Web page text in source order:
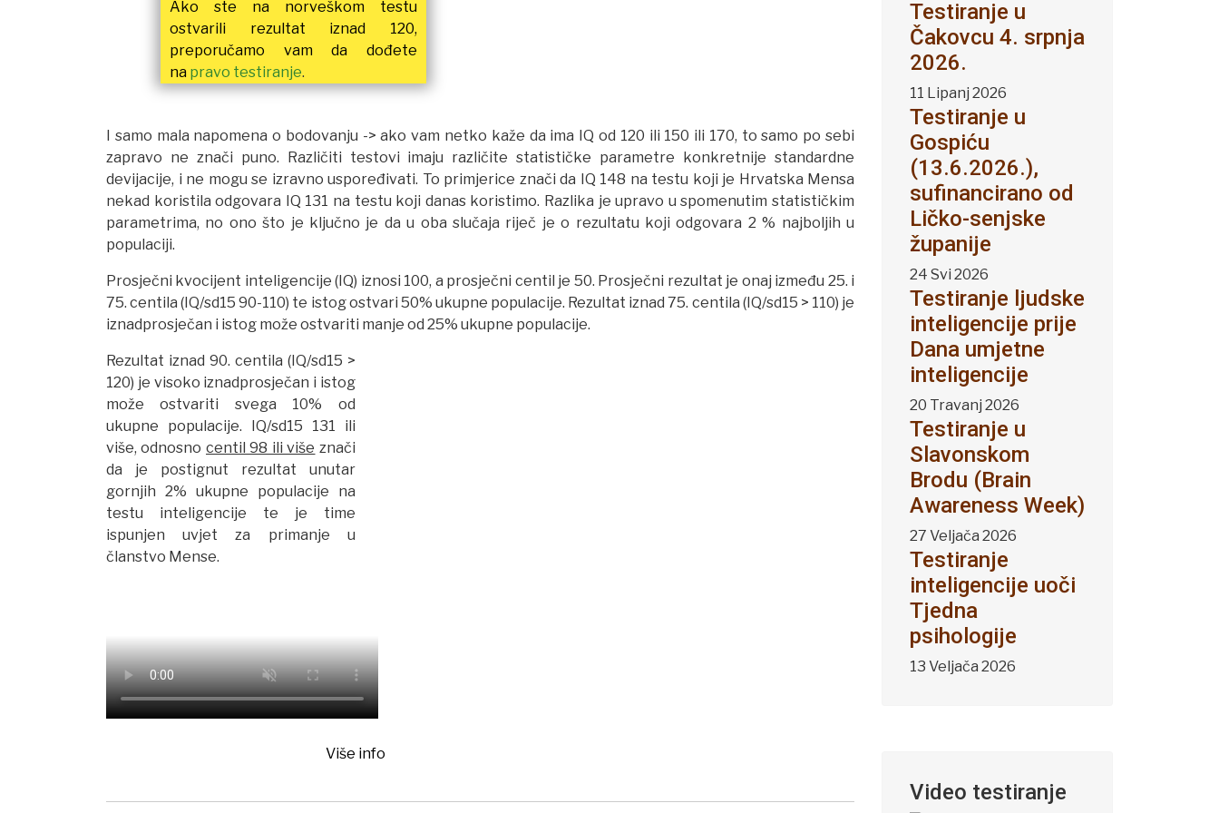
Ako ste na norveškom testu
ostvarili rezultat iznad 120,
preporučamo vam da dođete
na pravo testiranje.
I samo mala napomena o bodovanju -> ako vam netko kaže da ima IQ od 120 ili 150 ili 170, to samo po sebi
zapravo ne znači puno. Različiti testovi imaju različite statističke parametre konkretnije standardne
devijacije, i ne mogu se izravno uspoređivati. To primjerice znači da IQ 148 na testu koji je Hrvatska Mensa
nekad koristila odgovara IQ 131 na testu koji danas koristimo. Razlika je upravo u spomenutim statističkim
parametrima, no ono što je ključno je da u oba slučaja riječ je o rezultatu koji odgovara 2 % najboljih u
populaciji.
Prosječni kvocijent inteligencije (IQ) iznosi 100, a prosječni centil je 50. Prosječni rezultat je onaj između 25. i
75. centila (IQ/sd15 90-110) te istog ostvari 50% ukupne populacije. Rezultat iznad 75. centila (IQ/sd15 > 110) je
iznadprosječan i istog može ostvariti manje od 25% ukupne populacije.
Rezultat iznad 90. centila (IQ/sd15 >
120) je visoko iznadprosječan i istog
može ostvariti svega 10% od
ukupne populacije. IQ/sd15 131 ili
više, odnosno centil 98 ili više znači
da je postignut rezultat unutar
gornjih 2% ukupne populacije na
testu inteligencije te je time
ispunjen uvjet za primanje u
članstvo Mense.
Više info
Testiranje u
Čakovcu 4. srpnja
2026.
11 Lipanj 2026
Testiranje u
Gospiću
(13.6.2026.),
sufinancirano od
Ličko-senjske
županije
24 Svi 2026
Testiranje ljudske
inteligencije prije
Dana umjetne
inteligencije
20 Travanj 2026
Testiranje u
Slavonskom
Brodu (Brain
Awareness Week)
27 Veljača 2026
Testiranje
inteligencije uoči
Tjedna
psihologije
13 Veljača 2026
Video testiranje